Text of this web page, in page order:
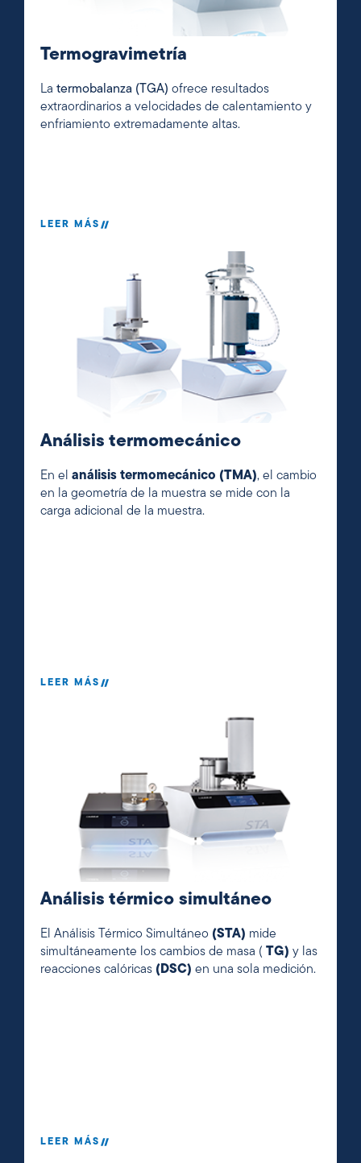
Termogravimetría
La termobalanza (TGA) ofrece resultados
extraordinarios a velocidades de calentamiento y
enfriamiento extremadamente altas.
LEER MÁS
Análisis termomecánico
En el análisis termomecánico (TMA), el cambio
en la geometría de la muestra se mide con la
carga adicional de la muestra.
LEER MÁS
Análisis térmico simultáneo
El Análisis Térmico Simultáneo (STA) mide
simultáneamente los cambios de masa ( TG) y las
reacciones calóricas (DSC) en una sola medición.
LEER MÁS